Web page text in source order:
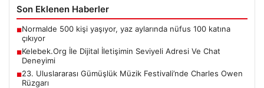
Son Eklenen Haberler
■Normalde 500 kişi yaşıyor, yaz aylarında nüfus 100 katına
çıkıyor
■Kelebek.Org İle Dijital İletişimin Seviyeli Adresi Ve Chat
Deneyimi
■23. Uluslararası Gümüşlük Müzik Festivali’nde Charles Owen
Rüzgarı